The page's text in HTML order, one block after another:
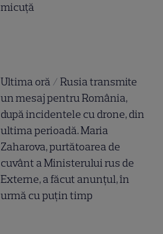
micuță
Ultima oră / Rusia transmite
un mesaj pentru România,
după incidentele cu drone, din
ultima perioadă. Maria
Zaharova, purtătoarea de
cuvânt a Ministerului rus de
Externe, a făcut anunțul, în
urmă cu puțin timp